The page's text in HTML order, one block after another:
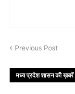
Previous Post
मध्य प्रदेश शासन की ख़बरें